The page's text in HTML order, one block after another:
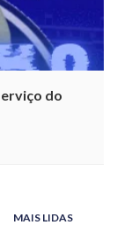
do
MAIS LIDAS